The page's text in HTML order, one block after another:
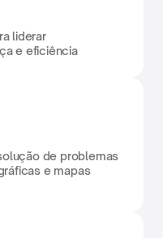
liderar
e eficiência
de problemas
e mapas